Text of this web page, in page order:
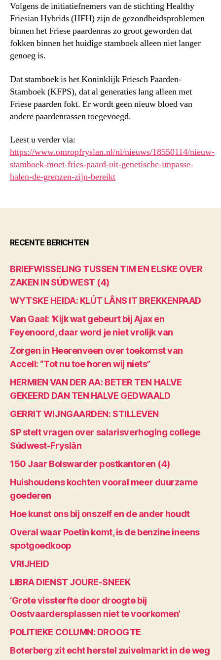
Volgens de initiatiefnemers van de stichting Healthy
Friesian Hybrids (HFH) zijn de gezondheidsproblemen
binnen het Friese paardenras zo groot geworden dat
fokken binnen het huidige stamboek alleen niet langer
genoeg is.
Dat stamboek is het Koninklijk Friesch Paarden-
Stamboek (KFPS), dat al generaties lang alleen met
Friese paarden fokt. Er wordt geen nieuw bloed van
andere paardenrassen toegevoegd.
Leest u verder via:
https://www.omropfryslan.nl/nl/nieuws/18550114/nieuw-
stamboek-moet-fries-paard-uit-genetische-impasse-
halen-de-grenzen-zijn-bereikt
RECENTE BERICHTEN
BRIEFWISSELING TUSSEN TIM EN ELSKE OVER
ZAKEN IN SÚDWEST (4)
WYTSKE HEIDA: KLÚT LÂNS IT BREKKENPAAD
Van Gaal: ‘Kijk wat gebeurt bij Ajax en
Feyenoord, daar word je niet vrolijk van
Zorgen in Heerenveen over toekomst van
Accell: “Tot nu toe horen wij niets”
HERMIEN VAN DER AA: BETER TEN HALVE
GEKEERD DAN TEN HALVE GEDWAALD
GERRIT WIJNGAARDEN: STILLEVEN
SP stelt vragen over salarisverhoging college
Súdwest-Fryslân
150 Jaar Bolswarder postkantoren (4)
Huishoudens kochten vooral meer duurzame
goederen
Hoe kunst ons bij onszelf en de ander houdt
Overal waar Poetin komt, is de benzine ineens
spotgoedkoop
VRIJHEID
LIBRA DIENST JOURE-SNEEK
‘Grote vissterfte door droogte bij
Oostvaardersplassen niet te voorkomen’
POLITIEKE COLUMN: DROOGTE
Boterberg zit echt herstel zuivelmarkt in de weg